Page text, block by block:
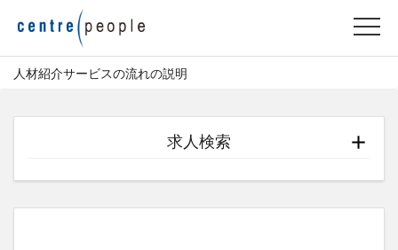
人材紹介サービスの流れの説明
求人検索